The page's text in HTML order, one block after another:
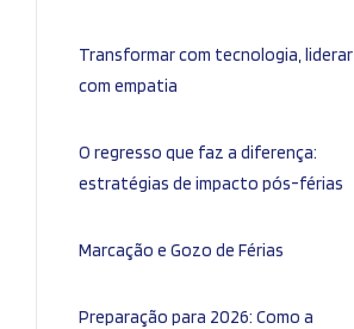
Transformar com tecnologia, liderar
com empatia
O regresso que faz a diferença:
estratégias de impacto pós-férias
Marcação e Gozo de Férias
Preparação para 2026: Como a